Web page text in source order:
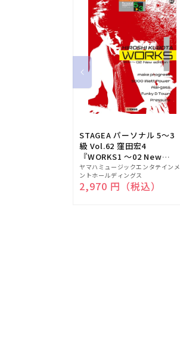
STAGEA パーソナル 5～3
級 Vol.62 窪田宏4
『WORKS1 ～02 New
edition～』
販
売
元:
ヤマハミュージックエンタテインメ
ントホールディングス
通常価格
2,970 円（税込）